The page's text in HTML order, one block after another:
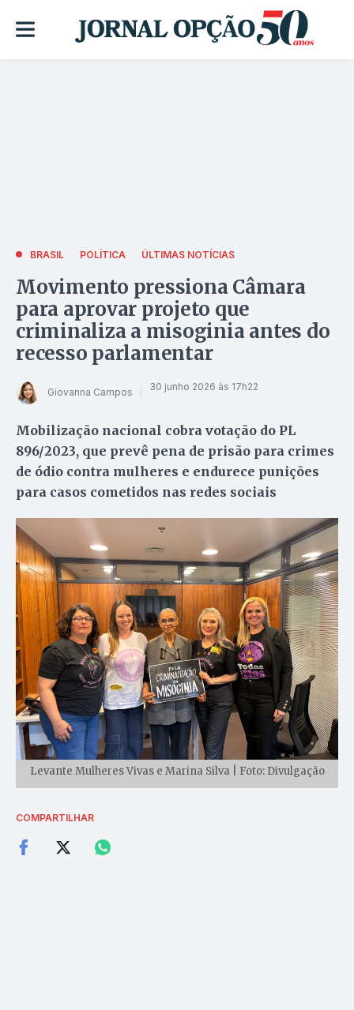
BRASIL POLÍTICA ÚLTIMAS NOTÍCIAS
Movimento pressiona Câmara
para aprovar projeto que
criminaliza a misoginia antes do
recesso parlamentar
Giovanna Campos 30 junho 2026 às 17h22
Mobilização nacional cobra votação do PL
896/2023, que prevê pena de prisão para crimes
de ódio contra mulheres e endurece punições
para casos cometidos nas redes sociais
Levante Mulheres Vivas e Marina Silva | Foto: Divulgação
COMPARTILHAR